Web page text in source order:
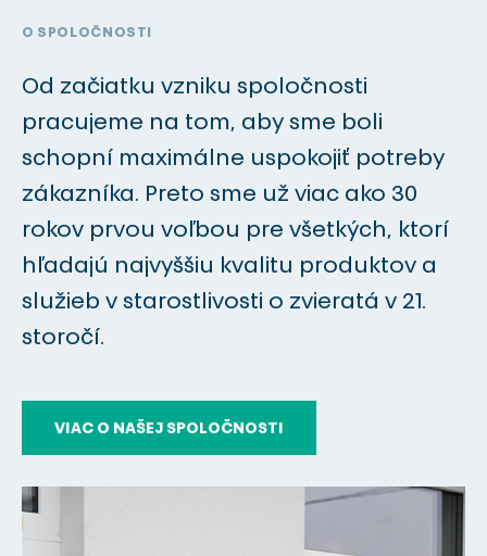
Reklamácie
Kontakt
ZÁKAZNÍCKA ZÓNA
O SPOLOČNOSTI
Od začiatku vzniku spoločnosti
pracujeme na tom, aby sme boli
schopní maximálne uspokojiť potreby
zákazníka. Preto sme už viac ako 30
rokov prvou voľbou pre všetkých, ktorí
hľadajú najvyššiu kvalitu produktov a
služieb v starostlivosti o zvieratá v 21.
storočí.
VIAC O NAŠEJ SPOLOČNOSTI